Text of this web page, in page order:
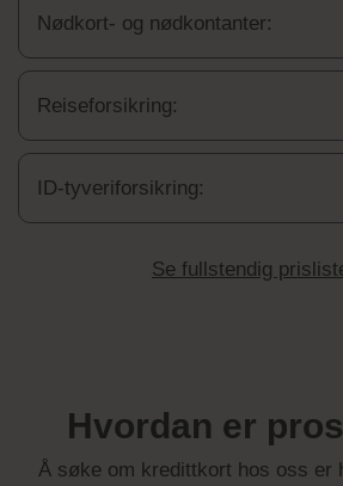
Nødkort- og nødkontanter:
Reiseforsikring:
ID-tyveriforsikring:
Se fullstendig
Hvordan er
Å søke om kredittkort hos oss er